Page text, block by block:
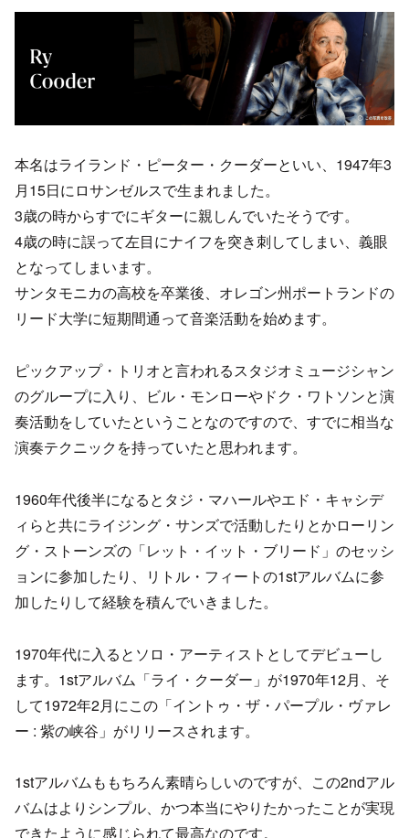
本名はライランド・ピーター・クーダーといい、1947年3
月15日にロサンゼルスで生まれました。
3歳の時からすでにギターに親しんでいたそうです。
4歳の時に誤って左目にナイフを突き刺してしまい、義眼
となってしまいます。
サンタモニカの高校を卒業後、オレゴン州ポートランドの
リード大学に短期間通って音楽活動を始めます。
ピックアップ・トリオと言われるスタジオミュージシャン
のグループに入り、ビル・モンローやドク・ワトソンと演
奏活動をしていたということなのですので、すでに相当な
演奏テクニックを持っていたと思われます。
1960年代後半になるとタジ・マハールやエド・キャシデ
ィらと共にライジング・サンズで活動したりとかローリン
グ・ストーンズの「レット・イット・ブリード」のセッシ
ョンに参加したり、リトル・フィートの1stアルバムに参
加したりして経験を積んでいきました。
1970年代に入るとソロ・アーティストとしてデビューし
ます。1stアルバム「ライ・クーダー」が1970年12月、そ
して1972年2月にこの「イントゥ・ザ・パープル・ヴァレ
ー : 紫の峡谷」がリリースされます。
1stアルバムももちろん素晴らしいのですが、この2ndアル
バムはよりシンプル、かつ本当にやりたかったことが実現
できたように感じられて最高なのです。